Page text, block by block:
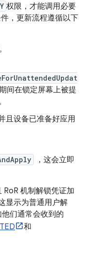
权限，才能调用必要
，更新流程遵循以下
间在锁定屏幕上被提
且设备已准备好应用
，这会立即
机制解锁凭证加
显示为普通用户解
们通常会收到的
和